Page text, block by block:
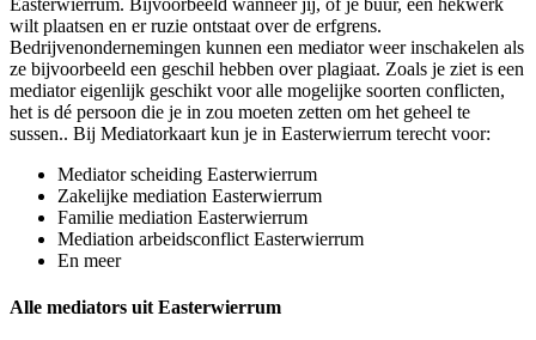
wilt plaatsen en er ruzie ontstaat over de erfgrens.
Bedrijvenondernemingen kunnen een mediator weer inschakelen als
ze bijvoorbeeld een geschil hebben over plagiaat. Zoals je ziet is een
mediator eigenlijk geschikt voor alle mogelijke soorten conflicten,
het is dé persoon die je in zou moeten zetten om het geheel te
sussen.. Bij Mediatorkaart kun je in Easterwierrum terecht voor:
Mediator scheiding Easterwierrum
Zakelijke mediation Easterwierrum
Familie mediation Easterwierrum
Mediation arbeidsconflict Easterwierrum
En meer
Alle mediators uit Easterwierrum